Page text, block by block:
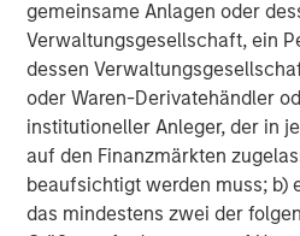
gemeinsame Anlagen oder
Verwaltungsgesellschaft, ein
dessen
oder Waren-Derivatehändler
institutioneller Anleger, der in
auf den Finanzmärkten
beaufsichtigt werden muss; b)
das mindestens zwei der
in relative investment performance
strategies or broad market
such sectors or investments are in
As a result, there is no assurance
more favorable investment
securities’ values also fluctuate in
to a company. Investments in
such as currency, political,
The risks of investing in emerging
than risks associated with
countries. Stocks of small- and